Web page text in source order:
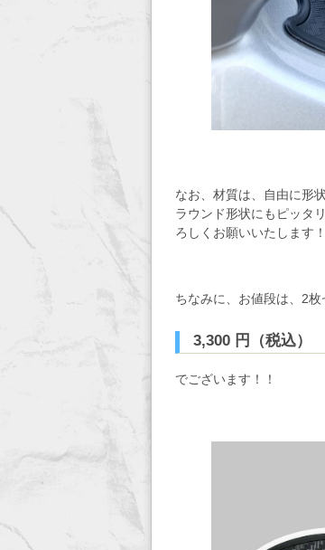
なお、材質は、自由に形
ラウンド形状にもピッタ
ろしくお願いいたします！
ちなみに、お値段は、2枚
3,300 円（税込）
でございます！！